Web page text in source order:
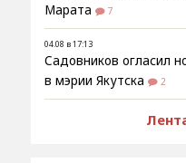
Марата
7
04.08 в 17:13
Садовников огласил
в мэрии Якутска
2